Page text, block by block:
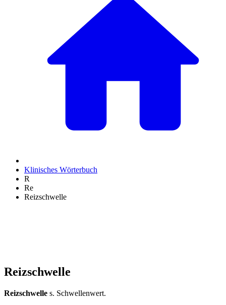
Klinisches Wörterbuch
R
Re
Reizschwelle
Reizschwelle
Reizschwelle s. Schwellenwert.